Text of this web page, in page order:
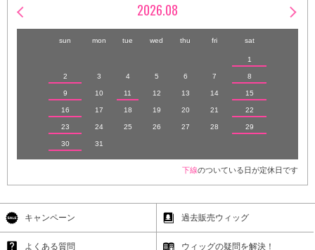
2026.08
sun mon tue wed thu fri sat
1
2 3 4 5 6 7 8
9 10 11 12 13 14 15
16 17 18 19 20 21 22
23 24 25 26 27 28 29
30 31
下線のついている日が定休日です
キャンペーン 過去販売ウィッグ
よくある質問 ウィッグの疑問を解決！